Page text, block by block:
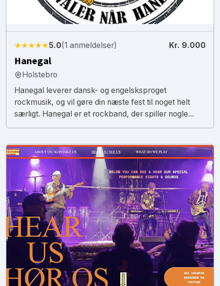
★★★★★5.0(1 anmeldelser) Kr. 9.000
Hanegal
Holstebro
Hanegal leverer dansk- og engelsksproget
rockmusik, og vil gøre din næste fest til noget helt
særligt. Hanegal er et rockband, der spiller nogle...